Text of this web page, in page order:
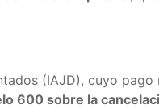
(IAJD), cuyo
600 sobre la